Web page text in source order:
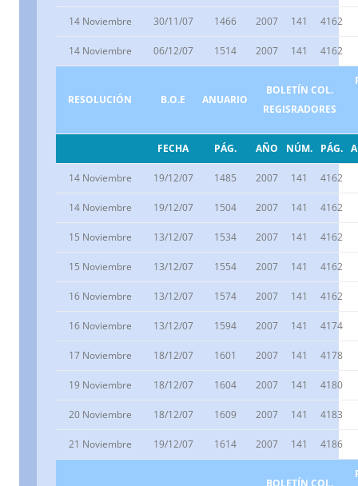
14 Noviembre 30/11/07 1466 2007 141 4162
14 Noviembre 06/12/07 1514 2007 141 4162
RESOLUCIÓN B.O.E ANUARIO
BOLETÍN COL.
REGISRADORES
FECHA PÁG. AÑO NÚM. PÁG.
14 Noviembre 19/12/07 1485 2007 141 4162
14 Noviembre 19/12/07 1504 2007 141 4162
15 Noviembre 13/12/07 1534 2007 141 4162
15 Noviembre 13/12/07 1554 2007 141 4162
16 Noviembre 13/12/07 1574 2007 141 4162
16 Noviembre 13/12/07 1594 2007 141 4174
17 Noviembre 18/12/07 1601 2007 141 4178
19 Noviembre 18/12/07 1604 2007 141 4180
20 Noviembre 18/12/07 1609 2007 141 4183
21 Noviembre 19/12/07 1614 2007 141 4186